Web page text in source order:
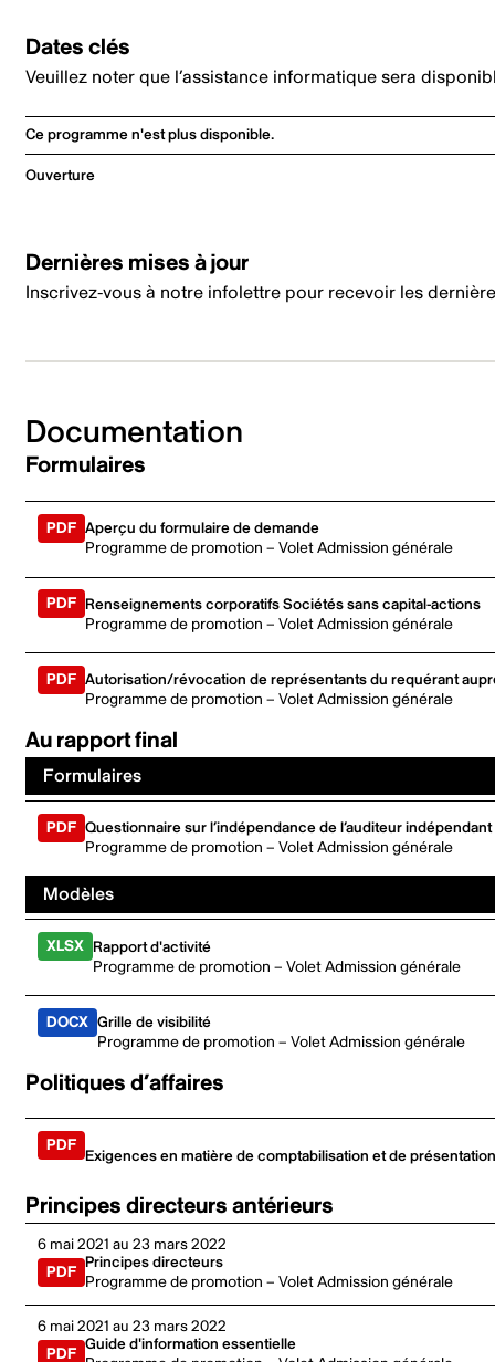
Dates clés
Veuillez noter que l’assistance informatique sera
Ce programme n'est plus disponible.
Ouverture
Dernières mises à jour
Inscrivez-vousà notre infolettre pour recevoir les
Documentation
Formulaires
Aperçu du formulaire de demande
Programme de promotion – Volet Admission générale
Renseignements corporatifs Sociétés sans capital-actions
Programme de promotion – Volet Admission générale
Autorisation/révocation de représentants du requérant
Programme de promotion – Volet Admission générale
Au rapport final
Formulaires
Questionnaire sur l’indépendance de l’auditeur indépendant
Programme de promotion – Volet Admission générale
Modèles
Rapport d'activité
Programme de promotion – Volet Admission générale
Grille de visibilité
Programme de promotion – Volet Admission générale
Politiques d’affaires
Exigences en matière de comptabilisation et de
Principes directeurs antérieurs
6 mai 2021 au 23 mars 2022
Principes directeurs
Programme de promotion – Volet Admission générale
6 mai 2021 au 23 mars 2022
Guide d'information essentielle